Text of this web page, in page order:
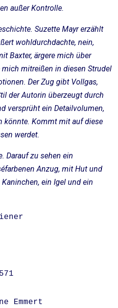
außer Kontrolle.
Suzette Mayr erzählt
wohldurchdachte, nein,
Baxter, ärgere mich über
mitreißen in diesen Strudel
Der Zug gibt Vollgas,
der Autorin überzeugt durch
versprüht ein Detailvolumen,
könnte. Kommt mit auf diese
werdet.
Darauf zu sehen ein
Anzug, mit Hut und
ein Igel und ein
Emmert